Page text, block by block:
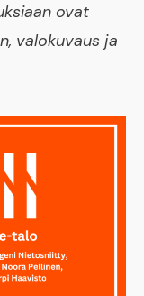
ovat
valokuvaus ja